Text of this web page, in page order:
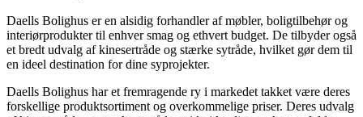
Daells Bolighus er en alsidig forhandler af møbler, boligtilbehør og
interiørprodukter til enhver smag og ethvert budget. De tilbyder også
et bredt udvalg af kinesertråde og stærke sytråde, hvilket gør dem til
en ideel destination for dine syprojekter.
Daells Bolighus har et fremragende ry i markedet takket være deres
forskellige produktsortiment og overkommelige priser. Deres udvalg